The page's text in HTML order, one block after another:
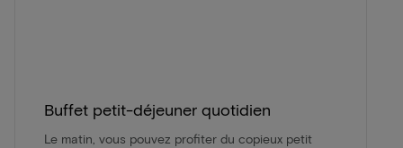
Buffet petit-déjeuner quotidien
Le matin, vous pouvez profiter du copieux petit